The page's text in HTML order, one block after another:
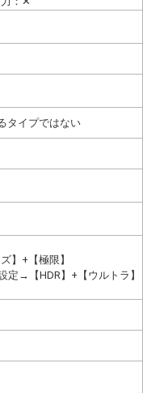
タイプではない
】+【極限】
定→【HDR】+【ウルトラ】